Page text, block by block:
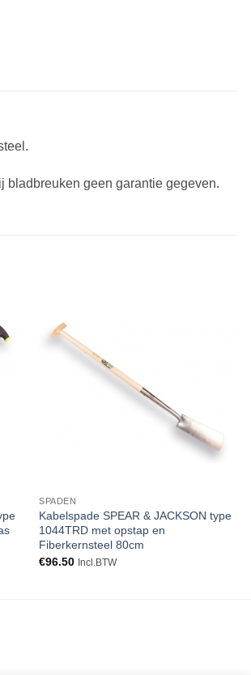
bladbreuken geen garantie gegeven.
SPADEN
Kabelspade SPEAR & JACKSON type
1044TRD met opstap en
Fiberkernsteel 80cm
€96.50 Incl.BTW